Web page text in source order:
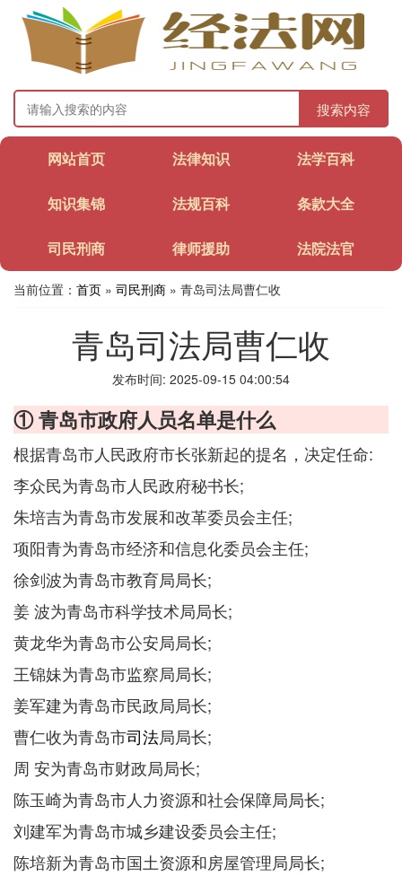
搜索内容
网站首页 法律知识 法学百科
知识集锦 法规百科 条款大全
司民刑商 律师援助 法院法官
当前位置： 首页 » 司民刑商 » 青岛司法局曹仁收
青岛司法局曹仁收
发布时间: 2025-09-15 04:00:54
① 青岛市政府人员名单是什么
根据青岛市人民政府市长张新起的提名，决定任命:
李众民为青岛市人民政府秘书长;
朱培吉为青岛市发展和改革委员会主任;
项阳青为青岛市经济和信息化委员会主任;
徐剑波为青岛市教育局局长;
姜 波为青岛市科学技术局局长;
黄龙华为青岛市公安局局长;
王锦妹为青岛市监察局局长;
姜军建为青岛市民政局局长;
曹仁收为青岛市司法局局长;
周 安为青岛市财政局局长;
陈玉崎为青岛市人力资源和社会保障局局长;
刘建军为青岛市城乡建设委员会主任;
陈培新为青岛市国土资源和房屋管理局局长;